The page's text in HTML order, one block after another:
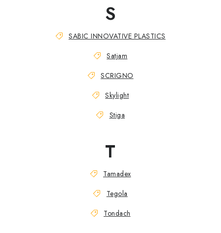
S
SABIC INNOVATIVE PLASTICS
Satjam
SCRIGNO
Skylight
Stiga
T
Tamadex
Tegola
Tondach